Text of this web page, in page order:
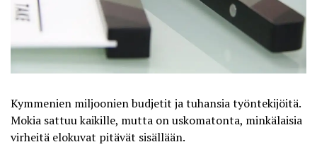
Kymmenien miljoonien budjetit ja tuhansia työntekijöitä.
Mokia sattuu kaikille, mutta on uskomatonta, minkälaisia
virheitä elokuvat pitävät sisällään.